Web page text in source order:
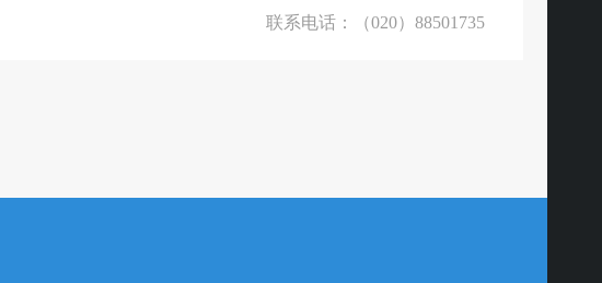
联系电话：（020） 88501735